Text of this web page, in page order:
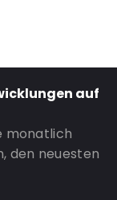
auf
monatlich
den neuesten